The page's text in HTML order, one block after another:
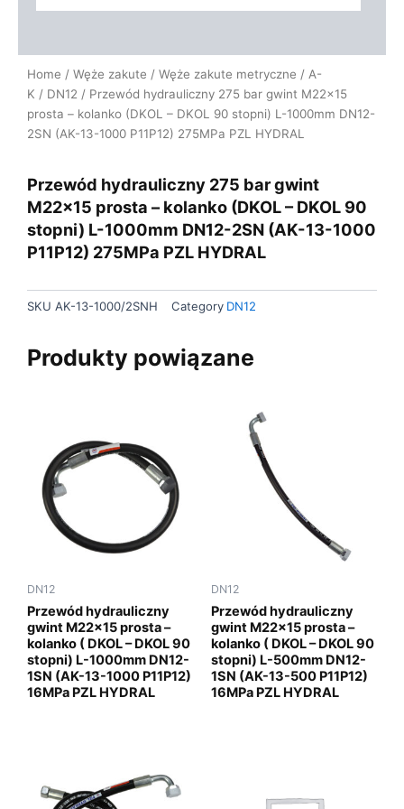
Home / Węże zakute / Węże zakute metryczne / A-
K / DN12 / Przewód hydrauliczny 275 bar gwint M22x15
prosta – kolanko (DKOL – DKOL 90 stopni) L-1000mm DN12-
2SN (AK-13-1000 P11P12) 275MPa PZL HYDRAL
Przewód hydrauliczny 275 bar gwint
M22x15 prosta – kolanko (DKOL – DKOL 90
stopni) L-1000mm DN12-2SN (AK-13-1000
P11P12) 275MPa PZL HYDRAL
SKU AK-13-1000/2SNH Category DN12
Produkty powiązane
DN12
Przewód hydrauliczny
gwint M22x15 prosta –
kolanko ( DKOL – DKOL 90
stopni) L-1000mm DN12-
1SN (AK-13-1000 P11P12)
16MPa PZL HYDRAL
DN12
Przewód hydrauliczny
gwint M22x15 prosta –
kolanko ( DKOL – DKOL 90
stopni) L-500mm DN12-
1SN (AK-13-500 P11P12)
16MPa PZL HYDRAL